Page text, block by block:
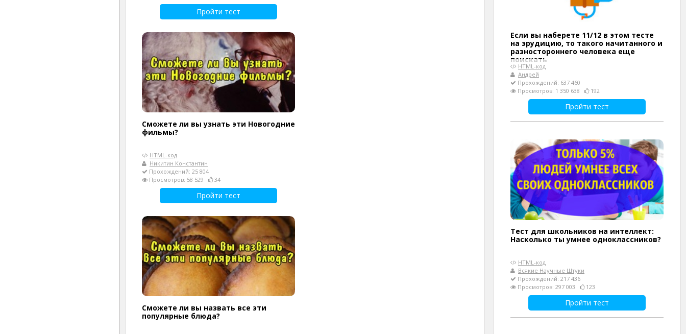
Пройти тест
Сможете ли вы узнать эти Новогодние
фильмы?
HTML-код
Никитин Константин
Прохождений: 25 804
Просмотров: 58 529
34
Пройти тест
Сможете ли вы назвать все эти
популярные блюда?
Если вы наберете 11/12 в этом тесте
на эрудицию, то такого начитанного и
разностороннего человека еще
поискать
HTML-код
Андрей
Прохождений: 637 460
Просмотров: 1 350 638
192
Пройти тест
Тест для школьников на интеллект:
Насколько ты умнее одноклассников?
HTML-код
Всякие Научные Штуки
Прохождений: 217 436
Просмотров: 297 003
123
Пройти тест